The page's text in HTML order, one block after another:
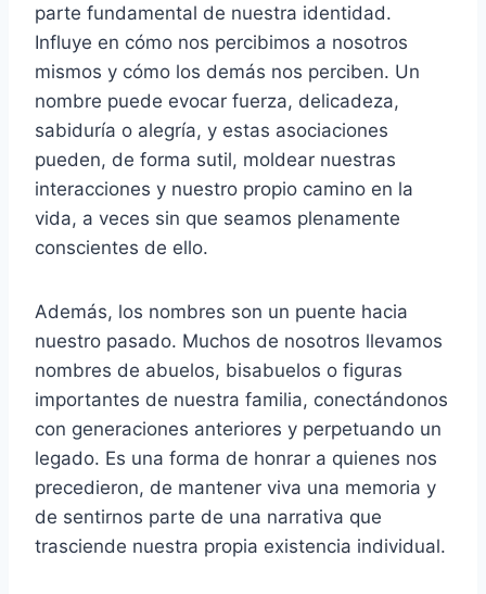
parte fundamental de nuestra identidad.
Influye en cómo nos percibimos a nosotros
mismos y cómo los demás nos perciben. Un
nombre puede evocar fuerza, delicadeza,
sabiduría o alegría, y estas asociaciones
pueden, de forma sutil, moldear nuestras
interacciones y nuestro propio camino en la
vida, a veces sin que seamos plenamente
conscientes de ello.
Además, los nombres son un puente hacia
nuestro pasado. Muchos de nosotros llevamos
nombres de abuelos, bisabuelos o figuras
importantes de nuestra familia, conectándonos
con generaciones anteriores y perpetuando un
legado. Es una forma de honrar a quienes nos
precedieron, de mantener viva una memoria y
de sentirnos parte de una narrativa que
trasciende nuestra propia existencia individual.